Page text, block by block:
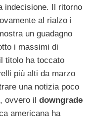
indecisione. Il ritorno
al rialzo i
un guadagno
i massimi di
titolo ha toccato
più alti da marzo
una notizia poco
ovvero il downgrade
americana ha